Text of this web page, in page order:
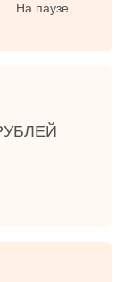
На паузе